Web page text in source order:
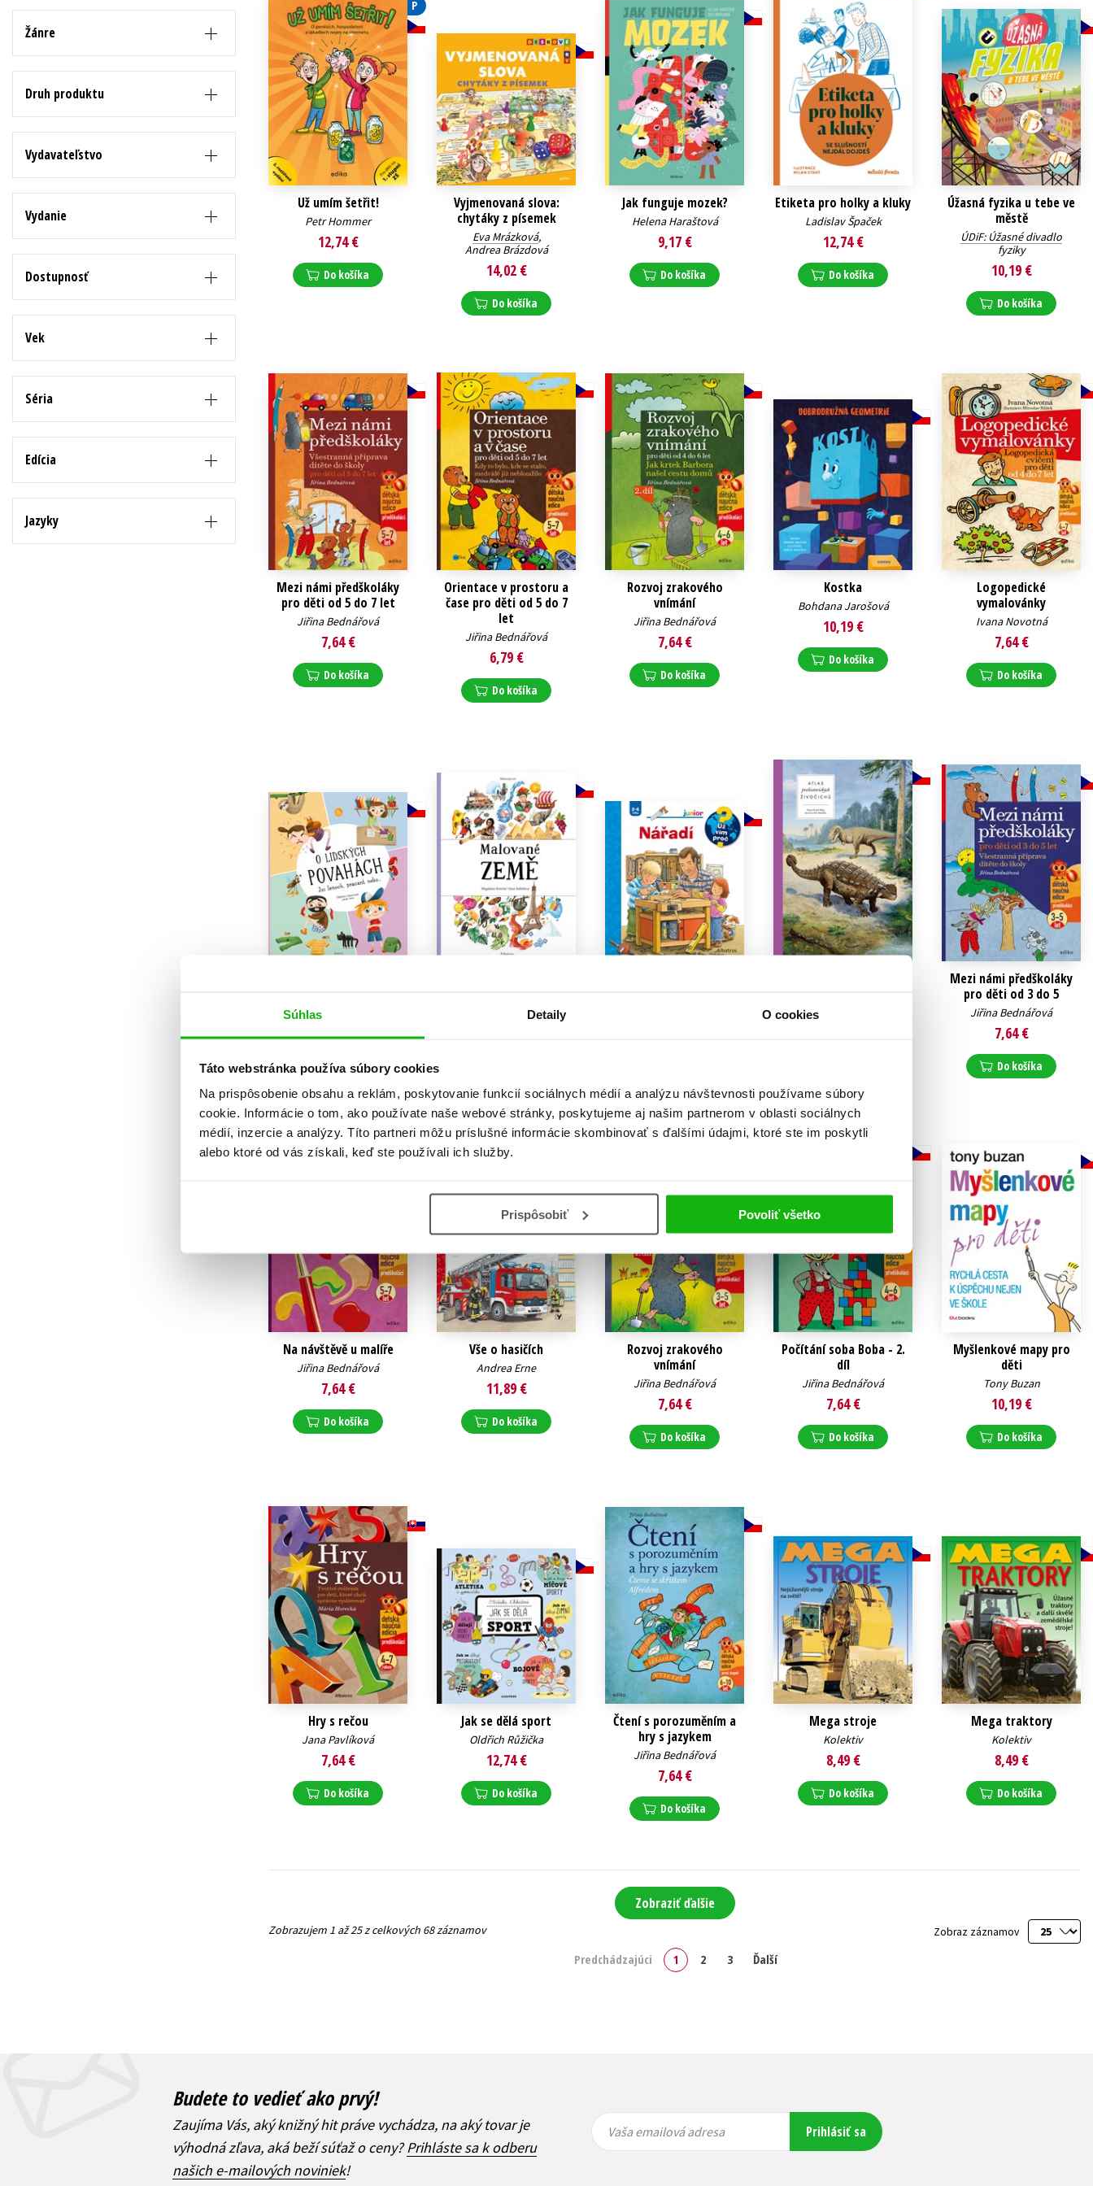
Súhlas Detaily O cookies
Táto webstránka používa súbory cookies
Na prispôsobenie obsahu a reklám, poskytovanie funkcií sociálnych médií a analýzu návštevnosti používame súbory
cookie. Informácie o tom, ako používate naše webové stránky, poskytujeme aj našim partnerom v oblasti sociálnych
médií, inzercie a analýzy. Títo partneri môžu príslušné informácie skombinovať s ďalšími údajmi, ktoré ste im poskytli
alebo ktoré od vás získali, keď ste používali ich služby.
Prispôsobiť Povoliť všetko
Auto - moto
Beletria pre deti
Beletria pre dospelých
Humanitné a spoločenské vedy
Jazyky
Kalendáre, diáre
Kariéra a osobný rozvoj
Počítače
Poézia
Populárno - náučná pre dospelých
Populárno - náučné pre deti
Young adult
Young adult (SK)
Zdravie a životný štýl
Všetky tituly
Žánre
Druh produktu
Vydavateľstvo
Vydanie
Dostupnosť
Vek
Séria
Edícia
Jazyky
P
Už umím šetřit!
Petr Hommer
12,74 €
Do košíka
Vyjmenovaná slova:
chytáky z písemek
Eva Mrázková,
Andrea Brázdová
14,02 €
Do košíka
Jak funguje mozek?
Helena Haraštová
9,17 €
Do košíka
Etiketa pro holky a kluky
Ladislav Špaček
12,74 €
Do košíka
Úžasná fyzika u tebe ve
městě
ÚDiF: Úžasné divadlo
fyziky
10,19 €
Do košíka
Mezi námi předškoláky
pro děti od 5 do 7 let
Jiřina Bednářová
7,64 €
Do košíka
Orientace v prostoru a
čase pro děti od 5 do 7
let
Jiřina Bednářová
6,79 €
Do košíka
Rozvoj zrakového
vnímání
Jiřina Bednářová
7,64 €
Do košíka
Kostka
Bohdana Jarošová
10,19 €
Do košíka
Logopedické
vymalovánky
Ivana Novotná
7,64 €
Do košíka
8,49 € Radek Malý
Mezi námi předškoláky
pro děti od 3 do 5
Jiřina Bednářová
7,64 €
Do košíka
Na návštěvě u malíře
Jiřina Bednářová
7,64 €
Do košíka
Vše o hasičích
Andrea Erne
11,89 €
Do košíka
Rozvoj zrakového
vnímání
Jiřina Bednářová
7,64 €
Do košíka
Počítání soba Boba - 2.
díl
Jiřina Bednářová
7,64 €
Do košíka
Myšlenkové mapy pro
děti
Tony Buzan
10,19 €
Do košíka
Hry s rečou
Jana Pavlíková
7,64 €
Do košíka
Jak se dělá sport
Oldřich Růžička
12,74 €
Do košíka
Čtení s porozuměním a
hry s jazykem
Jiřina Bednářová
7,64 €
Do košíka
Mega stroje
Kolektiv
8,49 €
Do košíka
Mega traktory
Kolektiv
8,49 €
Do košíka
Zobraziť ďalšie
Zobraz záznamov
Zobrazujem 1 až 25 z celkových 68 záznamov
Predchádzajúci 1 2 3 Ďalší
Budete to vedieť ako prvý!
Zaujíma Vás, aký knižný hit práve vychádza, na aký tovar je
výhodná zľava, aká beží súťaž o ceny?Prihláste sa k odberu
našich e-mailových noviniek!
emailová
emailová
Vaša emailová adresa Prihlásiť sa